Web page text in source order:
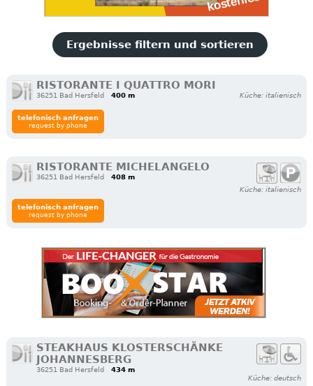
Ergebnisse filtern und sortieren
RISTORANTE I QUATTRO MORI
36251 Bad Hersfeld 400 m Küche: italienisch
telefonisch anfragen
request by phone
RISTORANTE MICHELANGELO
36251 Bad Hersfeld
408 m
Küche: italienisch
telefonisch anfragen
request by phone
STEAKHAUS KLOSTERSCHÄNKE
JOHANNESBERG
36251 Bad Hersfeld
434 m
Küche: deutsch